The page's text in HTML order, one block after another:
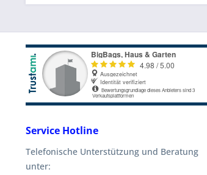
Service Hotline
Telefonische Unterstützung und Beratung
unter: